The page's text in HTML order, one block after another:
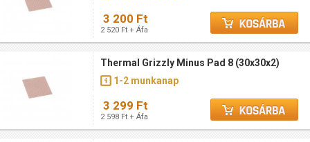
3 200 Ft
2 520 Ft + Áfa
Thermal Grizzly Minus Pad 8 (30x30x2)
1-2 munkanap
3 299 Ft
2 598 Ft + Áfa